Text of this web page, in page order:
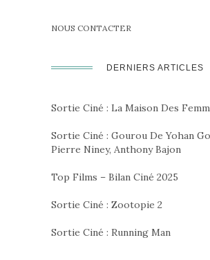
NOUS CONTACTER
DERNIERS ARTICLES
Sortie Ciné : La Maison Des
Sortie Ciné : Gourou De Yohan
Pierre Niney, Anthony Bajon
Top Films – Bilan Ciné 2025
Sortie Ciné : Zootopie 2
Sortie Ciné : Running Man